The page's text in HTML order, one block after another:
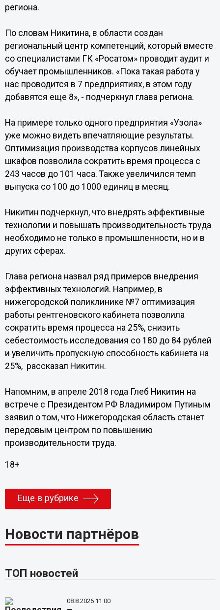
региона.
По словам Никитина, в области создан
региональный центр компетенций, который вместе
со специалистами ГК «Росатом» проводит аудит и
обучает промышленников. «Пока такая работа у
нас проводится в 7 предприятиях, в этом году
добавятся еще 8», - подчеркнул глава региона.
На примере только одного предприятия «Узола»
уже можно видеть впечатляющие результаты.
Оптимизация производства корпусов линейных
шкафов позволила сократить время процесса с
243 часов до 101 часа. Также увеличился темп
выпуска со 100 до 1000 единиц в месяц.
Никитин подчеркнул, что внедрять эффективные
технологии и повышать производительность труда
необходимо не только в промышленности, но и в
других сферах.
Глава региона назвал ряд примеров внедрения
эффективных технологий. Например, в
нижегородской поликлинике №7 оптимизация
работы рентгеновского кабинета позволила
сократить время процесса на 25%, снизить
себестоимость исследования со 180 до 84 рублей
и увеличить пропускную способность кабинета на
25%, рассказал Никитин.
Напомним, в апреле 2018 года Глеб Никитин на
встрече с Президентом РФ Владимиром Путиным
заявил о том, что Нижегородская область станет
передовым центром по повышению
производительности труда.
18+
Еще в рубрике
Новости партнёров
ТОП новостей
08.8.2026 11:00